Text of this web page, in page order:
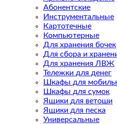
Абонентские
Инструментальные
Картотечные
Компьютерные
Для хранения бочек
Для сбора и
Для хранения ЛВЖ
Тележки для денег
Шкафы для
Шкафы для сумок
Ящики для ветоши
Ящики для песка
Универсальные